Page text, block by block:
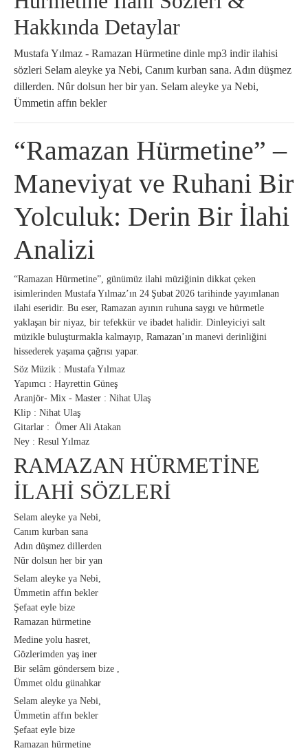
Hakkında Detaylar
Mustafa Yılmaz - Ramazan Hürmetine dinle mp3 indir ilahisi
sözleri Selam aleyke ya Nebi, Canım kurban sana. Adın düşmez
dillerden. Nûr dolsun her bir yan. Selam aleyke ya Nebi,
Ümmetin affın bekler
“Ramazan Hürmetine” –
Maneviyat ve Ruhani Bir
Yolculuk: Derin Bir İlahi
Analizi
“Ramazan Hürmetine”, günümüz ilahi müziğinin dikkat çeken
isimlerinden Mustafa Yılmaz’ın 24 Şubat 2026 tarihinde yayımlanan
ilahi eseridir. Bu eser, Ramazan ayının ruhuna saygı ve hürmetle
yaklaşan bir niyaz, bir tefekkür ve ibadet halidir. Dinleyiciyi salt
müzikle buluşturmakla kalmayıp, Ramazan’ın manevi derinliğini
hissederek yaşama çağrısı yapar.
Söz Müzik : Mustafa Yılmaz
Yapımcı : Hayrettin Güneş
Aranjör- Mix - Master : Nihat Ulaş
Klip : Nihat Ulaş
Gitarlar : Ömer Ali Atakan
Ney : Resul Yılmaz
RAMAZAN HÜRMETİNE
İLAHİ SÖZLERİ
Selam aleyke ya Nebi,
Canım kurban sana
Adın düşmez dillerden
Nûr dolsun her bir yan
Selam aleyke ya Nebi,
Ümmetin affın bekler
Şefaat eyle bize
Ramazan hürmetine
Medine yolu hasret,
Gözlerimden yaş iner
Bir selâm göndersem bize ,
Ümmet oldu günahkar
Selam aleyke ya Nebi,
Ümmetin affın bekler
Şefaat eyle bize
Ramazan hürmetine